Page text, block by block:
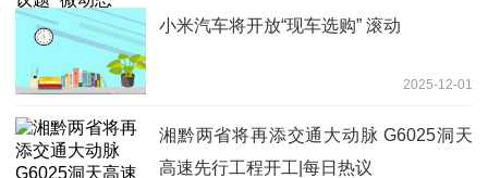
小米汽车将开放“现车选购” 滚动
2025-12-01
湘黔两省将再添交通大动脉 G6025洞天
高速先行工程开工|每日热议